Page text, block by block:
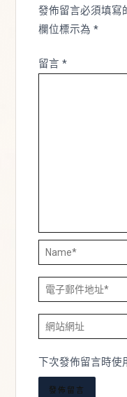
發佈留言必須填寫
欄位標示為 *
留言 *
Name*
電
子
郵
件
地
址
網
站
網
址
下次發佈留言時使